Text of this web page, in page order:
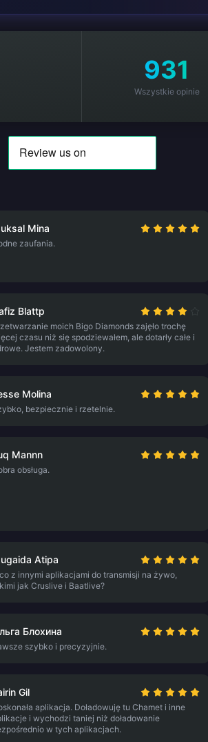
931
Wszystkie opinie
Mina
zaufania.
Blattp
moich Bigo Diamonds zajęło trochę
czasu niż się spodziewałem, ale dotarły całe i
Jestem zadowolony.
Molina
bezpiecznie i rzetelnie.
Mannn
obsługa.
Atipa
z innymi aplikacjami do transmisji na żywo,
jak Cruslive i Baatlive?
Блохина
szybko i precyzyjnie.
Gil
aplikacja. Doładowuję tu Chamet i inne
i wychodzi taniej niż doładowanie
w tych aplikacjach.